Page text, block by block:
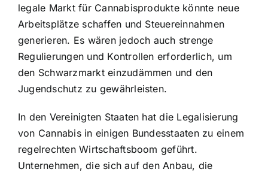
legale Markt für Cannabisprodukte könnte neue
Arbeitsplätze schaffen und Steuereinnahmen
generieren. Es wären jedoch auch strenge
Regulierungen und Kontrollen erforderlich, um
den Schwarzmarkt einzudämmen und den
Jugendschutz zu gewährleisten.
In den Vereinigten Staaten hat die Legalisierung
von Cannabis in einigen Bundesstaaten zu einem
regelrechten Wirtschaftsboom geführt.
Unternehmen, die sich auf den Anbau, die